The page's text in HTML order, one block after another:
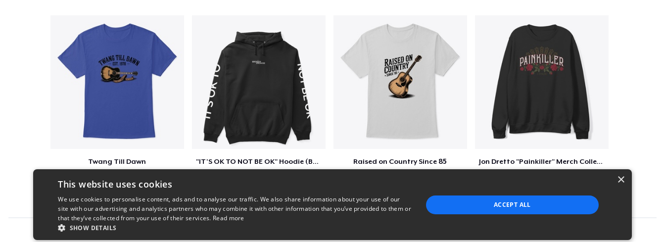
Twang Till Dawn "IT'S OK TO NOT BE OK" Hoodie (BP LOGO) Raised on Country Since 85 Jon Dretto "Painkiller" Merch Collection
×
This website uses cookies
We use cookies to personalise content, ads and to analyse our traffic. We also share information about your use of our
site with our advertising and analytics partners who may combine it with other information that you’ve provided to them or
that they’ve collected from your use of their services. Read more
SHOW DETAILS
ACCEPT ALL